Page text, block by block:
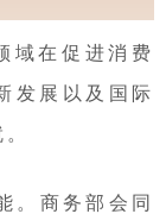
在促进消费
发展以及国际
。商务部会同